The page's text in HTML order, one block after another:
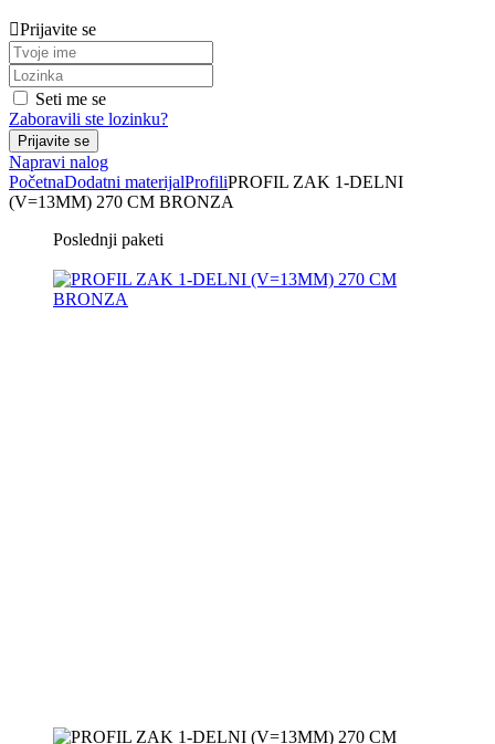
Prijavite se
Seti me se
Zaboravili ste lozinku?
Napravi nalog
PočetnaDodatni materijalProfiliPROFIL ZAK 1-DELNI
(V=13MM) 270 CM BRONZA
Poslednji paketi